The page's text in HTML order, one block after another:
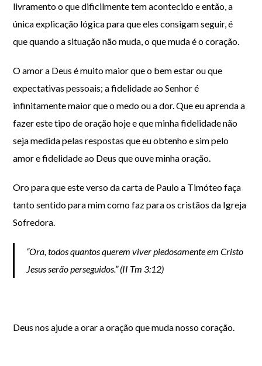
livramento o que dificilmente tem acontecido e então, a
única explicação lógica para que eles consigam seguir, é
que quando a situação não muda, o que muda é o coração.
O amor a Deus é muito maior que o bem estar ou que
expectativas pessoais; a fidelidade ao Senhor é
infinitamente maior que o medo ou a dor. Que eu aprenda a
fazer este tipo de oração hoje e que minha fidelidade não
seja medida pelas respostas que eu obtenho e sim pelo
amor e fidelidade ao Deus que ouve minha oração.
Oro para que este verso da carta de Paulo a Timóteo faça
tanto sentido para mim como faz para os cristãos da Igreja
Sofredora.
“Ora, todos quantos querem viver piedosamente em Cristo
Jesus serão perseguidos.” (II Tm 3:12)
Deus nos ajude a orar a oração que muda nosso coração.